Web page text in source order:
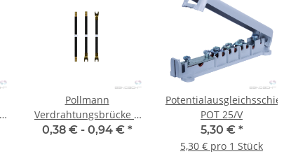
Pollmann
Verdrahtungsbrücke 6
mm² schwarz
0,38 € - 0,94 € *
Potentialausgleichsschiene
POT 25/V
5,30 € *
5,30 € pro 1 Stück